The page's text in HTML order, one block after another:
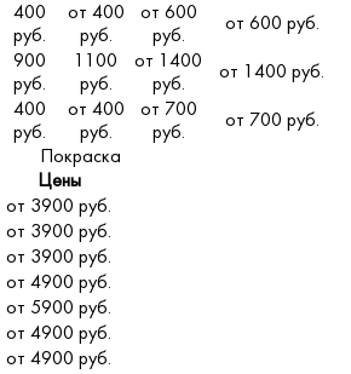
400
руб.
от 400
руб.
от 600
руб.
от 600 руб.
900
руб.
1100
руб.
от 1400
руб.
от 1400 руб.
400
руб.
от 400
руб.
от 700
руб.
от 700 руб.
Покраска
Цены
от 3900 руб.
от 3900 руб.
от 3900 руб.
от 4900 руб.
от 5900 руб.
от 4900 руб.
от 4900 руб.